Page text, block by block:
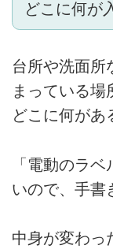
どこに何が
台所や洗面所
まっている場
どこに何があ
「電動のラ
いので、手書
中身が変わっ